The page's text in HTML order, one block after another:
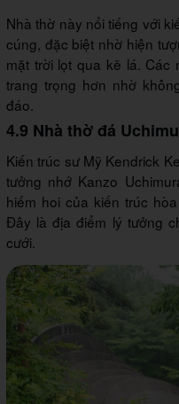
Nhà thờ này nổi tiếng với
cúng, đặc biệt nhờ hiện
mặt trời lọt qua kẽ lá.
trang trọng hơn nhờ
đáo.
4.9 Nhà thờ đá
Kiến trúc sư Mỹ Kendrick
tưởng nhớ Kanzo
hiếm hoi của kiến trúc
Đây là địa điểm lý tưởng
cưới.